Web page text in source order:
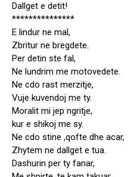
Dallget e detit!
***************
E lindur ne mal,
Zbritur ne bregdete.
Per detin ste fal,
Ne lundrim me motovedete.
Ne cdo rast merzitje,
Vuje kuvendoj me ty.
Moralit mi jep ngritje,
kur e shikoj me sy.
Ne cdo stine ,qofte dhe acar,
Zhytem ne dallget e tua.
Dashurin per ty fanar,